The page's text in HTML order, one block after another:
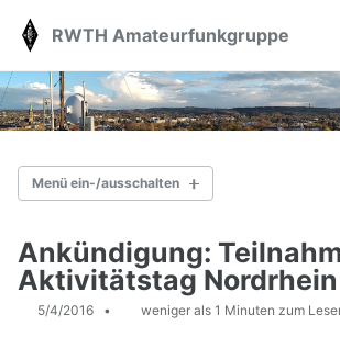
Skip
primary
navigation
Skip
content
Skip
footer
RWTH Amateurfunkgruppe
Menü ein-/ausschalten
ÜBER UNS
Station
Ankündigung:
Aktivitätstag Nordrhein
5/4/2016 weniger als 1 Minuten zum